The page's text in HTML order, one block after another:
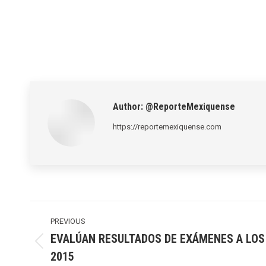
Author: @ReporteMexiquense
https://reportemexiquense.com
navigation
PREVIOUS
EVALÚAN RESULTADOS DE EXÁMENES A
2015